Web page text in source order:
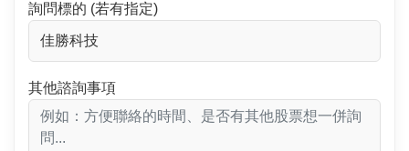
詢問標的 (若有指定)
其他諮詢事項